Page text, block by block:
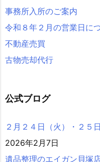
事務所入所のご案内
令和８年２月の営業日に
不動産売買
古物売却代行
公式ブログ
２月２４日（火）・２５
2026年2月7日
遺品整理のエイガン貝塚